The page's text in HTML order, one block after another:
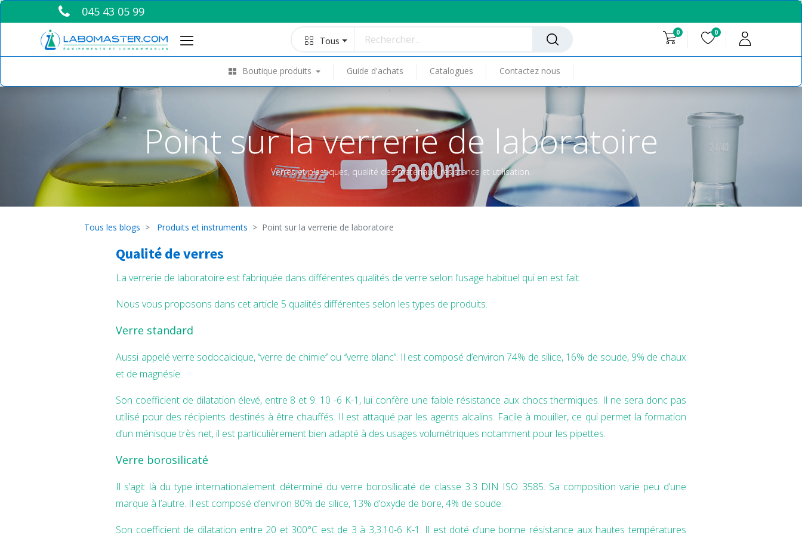
045 43 05 99
Tous
0 0
Boutique produits Guide d'achats Catalogues Contactez nous
Point sur la verrerie de laboratoire
Verres et plastiques, qualité des matériaux, résistance et utilisation.
Tous les blogs Produits et instruments Point sur la verrerie de laboratoire
Qualité de verres
La verrerie de laboratoire est fabriquée dans différentes qualités de verre selon l’usage habituel qui en est fait.
Nous vous proposons dans cet article 5 qualités différentes selon les types de produits.
Verre standard
Aussi appelé verre sodocalcique, ‘‘verre de chimie’’ ou ‘‘verre blanc’’. Il est composé d’environ 74% de silice, 16% de soude, 9% de chaux
et de magnésie.
Son coefficient de dilatation élevé, entre 8 et 9. 10 -6 K-1, lui confère une faible résistance aux chocs thermiques. Il ne sera donc pas
utilisé pour des récipients destinés à être chauffés. Il est attaqué par les agents alcalins. Facile à mouiller, ce qui permet la formation
d’un ménisque très net, il est particulièrement bien adapté à des usages volumétriques notamment pour les pipettes.
Verre borosilicaté
Il s’agit là du type internationalement déterminé du verre borosilicaté de classe 3.3 DIN ISO 3585. Sa composition varie peu d’une
marque à l’autre. Il est composé d’environ 80% de silice, 13% d’oxyde de bore, 4% de soude.
Son coefficient de dilatation entre 20 et 300°C est de 3 à 3,3.10-6 K-1. Il est doté d’une bonne résistance aux hautes températures